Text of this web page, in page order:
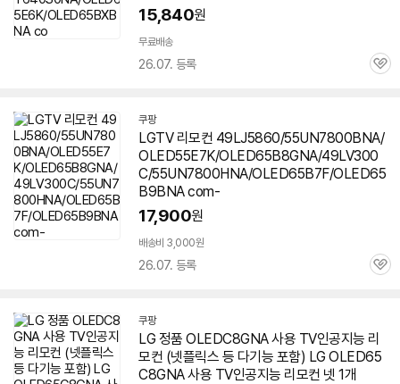
15,840원
무료배송
26.07. 등록
관
쿠팡
LGTV 리모컨 49LJ5860/55UN7800BNA/
OLED55E7K/OLED65B8GNA/49LV300
C/55UN7800HNA/OLED65B7F/OLED65
B9BNA com-
17,900원
배송비 3,000원
26.07. 등록
관
쿠팡
LG 정품 OLEDC8GNA 사용 TV인공지능 리
모컨 (넷플릭스 등 다기능 포함) LG OLED65
C8GNA 사용 TV인공지능 리모컨 넷 1개